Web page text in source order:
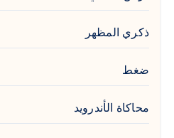
ذكري المظهر
ضغط
محاكاة الأندرويد